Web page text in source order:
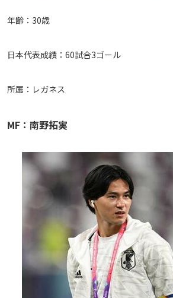
年齢：30歳
日本代表成績：60試合3ゴール
所属：レガネス
MF：南野拓実